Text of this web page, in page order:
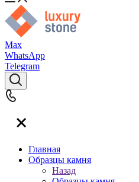
Max
WhatsApp
Telegram
Главная
Образцы камня
Назад